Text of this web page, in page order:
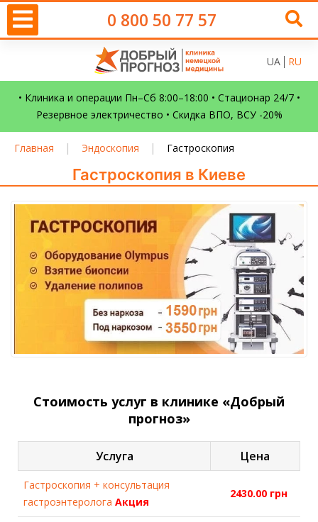
0 800 50 77 57
UA RU
• Клиника и операции Пн–Сб 8:00–18:00 • Стационар 24/7 •
Резервное электричество • Скидка ВПО, ВСУ -20%
Главная | Эндоскопия | Гастроскопия
Гастроскопия в Киеве
Стоимость услуг в клинике «Добрый
прогноз»
Услуга Цена
Гастроскопия + консультация
гастроэнтеролога Акция
2430.00 грн